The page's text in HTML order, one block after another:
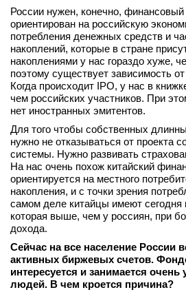
России нужен, конечно,
ориентирован на российскую
потребления денежных средств и
накоплений, которые в стране
накоплениями у нас гораздо хуже,
поэтому существует зависимость
Когда происходит IPO, у нас в
чем российских участников. При
нет иностранных эмитентов.
Для того чтобы собственных
нужно не отказываться от проекта
системы. Нужно развивать
На нас очень похож китайский
ориентируется на местного
накопления, и с точки зрения
самом деле китайцы имеют сегодня
которая выше, чем у россиян, при
дохода.
Сейчас на все население России
активных биржевых счетов.
интересуется и занимается очень
людей. В чем кроется причина?